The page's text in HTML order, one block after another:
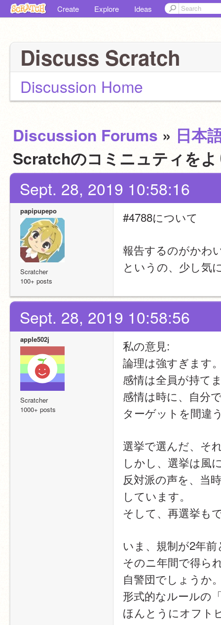
Create Explore Ideas
Discuss Scratch
Discussion Home
Discussion Forums » 日本
Scratchのコミニュティを
Sept. 28, 2019 10:58:16
papipupepo
Scratcher
100+ posts
#4788について
報告するのがかわ
というの、少し気
Sept. 28, 2019 10:58:56
apple502j
Scratcher
1000+ posts
私の意見:
論理は強すぎます
感情は全員が持て
感情は時に、自分
ターゲットを間違
選挙で選んだ、そ
しかし、選挙は風
反対派の声を、当
しています。
そして、再選挙も
いま、規制が2年
そのニ年間で得ら
自警団でしょうか
形式的なルールの
ほんとうにオフト